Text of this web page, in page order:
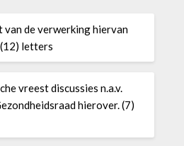
de verwerking hiervan
letters
vreest discussies n.a.v.
hierover. (7)